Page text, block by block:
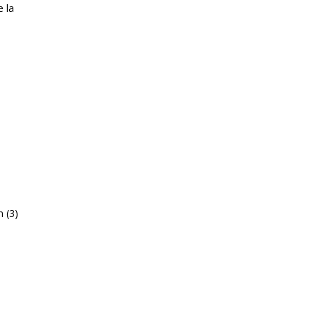
la
(3)